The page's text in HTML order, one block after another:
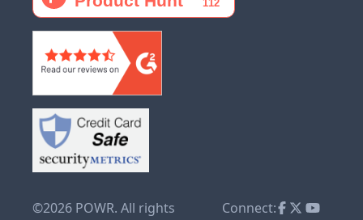
©2026 POWR. All rights
Connect: